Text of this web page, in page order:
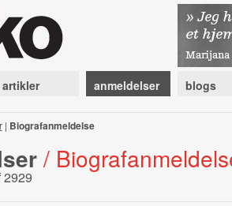
artikler anmeldelser blogs
| Biografanmeldelse
/
2929